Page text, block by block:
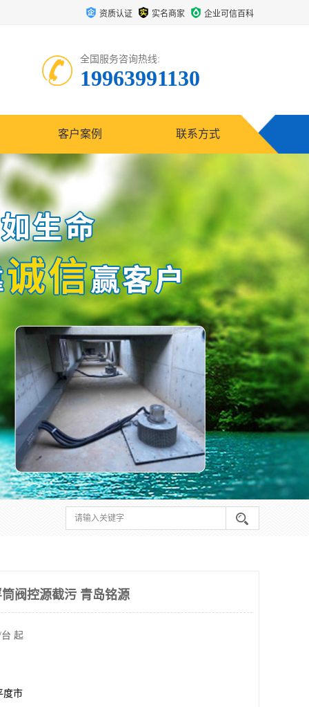
资质认证 实名商家 企业可信百科
全国服务咨询热线:
19963991130
客户案例 联系方式
阀控源截污 青岛铭源
起
度市